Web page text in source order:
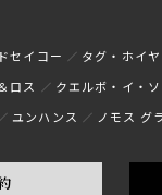
セイコー タグ・ホイヤ
ロス クエルボ・イ・
ユンハンス ノモス グ